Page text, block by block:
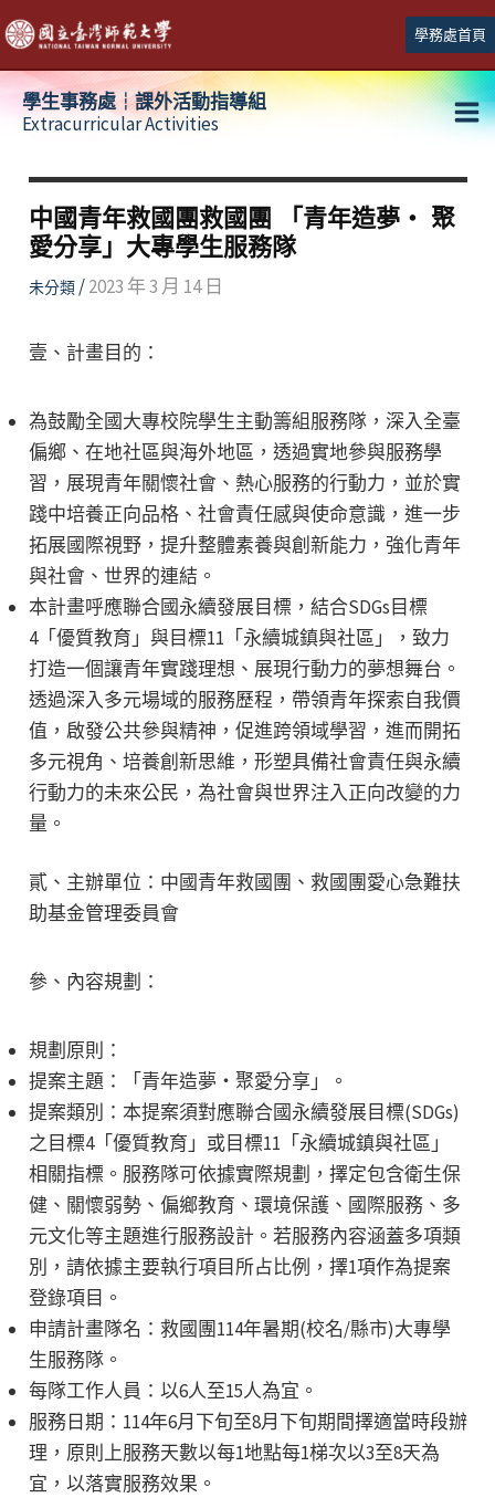
跳
至
主
學務處首頁
學生事務處┆課外活動指導組
Extracurricular Activities
中國青年救國團救國團 「青年造夢・ 聚
愛分享」大專學生服務隊
未分類/2023 年 3 月 14 日
壹、計畫目的：
為鼓勵全國大專校院學生主動籌組服務隊，深入全臺
偏鄉、在地社區與海外地區，透過實地參與服務學
習，展現青年關懷社會、熱心服務的行動力，並於實
踐中培養正向品格、社會責任感與使命意識，進一步
拓展國際視野，提升整體素養與創新能力，強化青年
與社會、世界的連結。
本計畫呼應聯合國永續發展目標，結合SDGs目標
4「優質教育」與目標11「永續城鎮與社區」，致力
打造一個讓青年實踐理想、展現行動力的夢想舞台。
透過深入多元場域的服務歷程，帶領青年探索自我價
值，啟發公共參與精神，促進跨領域學習，進而開拓
多元視角、培養創新思維，形塑具備社會責任與永續
行動力的未來公民，為社會與世界注入正向改變的力
量。
貳、主辦單位：中國青年救國團、救國團愛心急難扶
助基金管理委員會
參、內容規劃：
規劃原則：
提案主題：「青年造夢・聚愛分享」。
提案類別：本提案須對應聯合國永續發展目標(SDGs)
之目標4「優質教育」或目標11「永續城鎮與社區」
相關指標。服務隊可依據實際規劃，擇定包含衛生保
健、關懷弱勢、偏鄉教育、環境保護、國際服務、多
元文化等主題進行服務設計。若服務內容涵蓋多項類
別，請依據主要執行項目所占比例，擇1項作為提案
登錄項目。
申請計畫隊名：救國團114年暑期(校名/縣市)大專學
生服務隊。
每隊工作人員：以6人至15人為宜。
服務日期：114年6月下旬至8月下旬期間擇適當時段辦
理，原則上服務天數以每1地點每1梯次以3至8天為
宜，以落實服務效果。